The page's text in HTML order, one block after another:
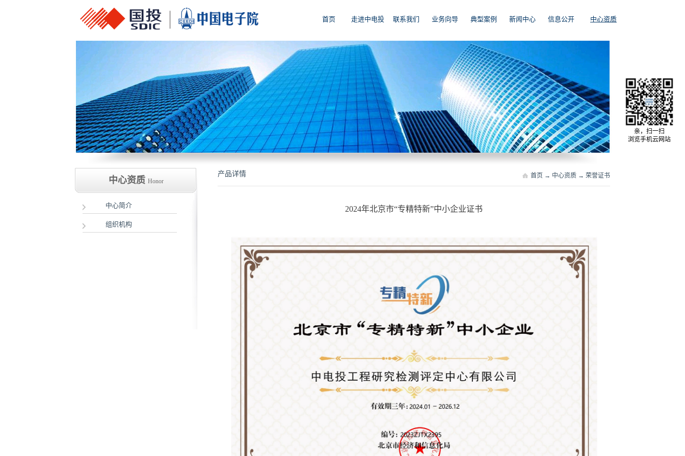
首页 走进中电投 联系我们 业务向导 典型案例 新闻中心 信息公开 中心资质
中心资质 Honor
中心简介
组织机构
产品详情 首页 → 中心资质 → 荣誉证书
2024年北京市“专精特新”中小企业证书
亲，扫一扫
浏览手机云网站